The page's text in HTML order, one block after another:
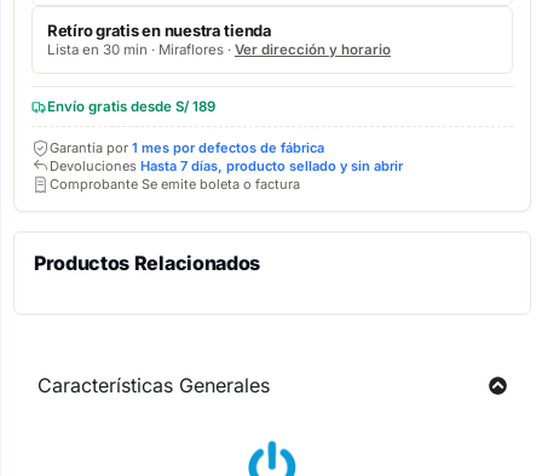
Retíro gratis en nuestra tienda
Lista en 30 min · Miraflores · Ver dirección y horario
Envío gratis desde S/ 189
Garantía por 1 mes por defectos de fábrica
Devoluciones Hasta 7 días, producto sellado y sin abrir
Comprobante Se emite boleta o factura
Productos Relacionados
Características Generales